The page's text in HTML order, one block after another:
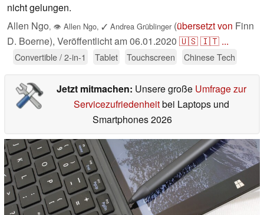
nicht gelungen.
Allen Ngo, 👁 Allen Ngo, ✓ Andrea Grüblinger (übersetzt von Finn
D. Boerne), Veröffentlicht am06.01.2020 🇺🇸🇮🇹 ...
Convertible / 2-in-1 Tablet Touchscreen Chinese Tech
Jetzt mitmachen: Unsere große Umfrage zur
Servicezufriedenheitbei Laptops und
Smartphones 2026